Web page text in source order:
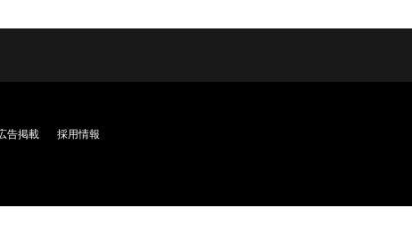
告掲載 採用情報